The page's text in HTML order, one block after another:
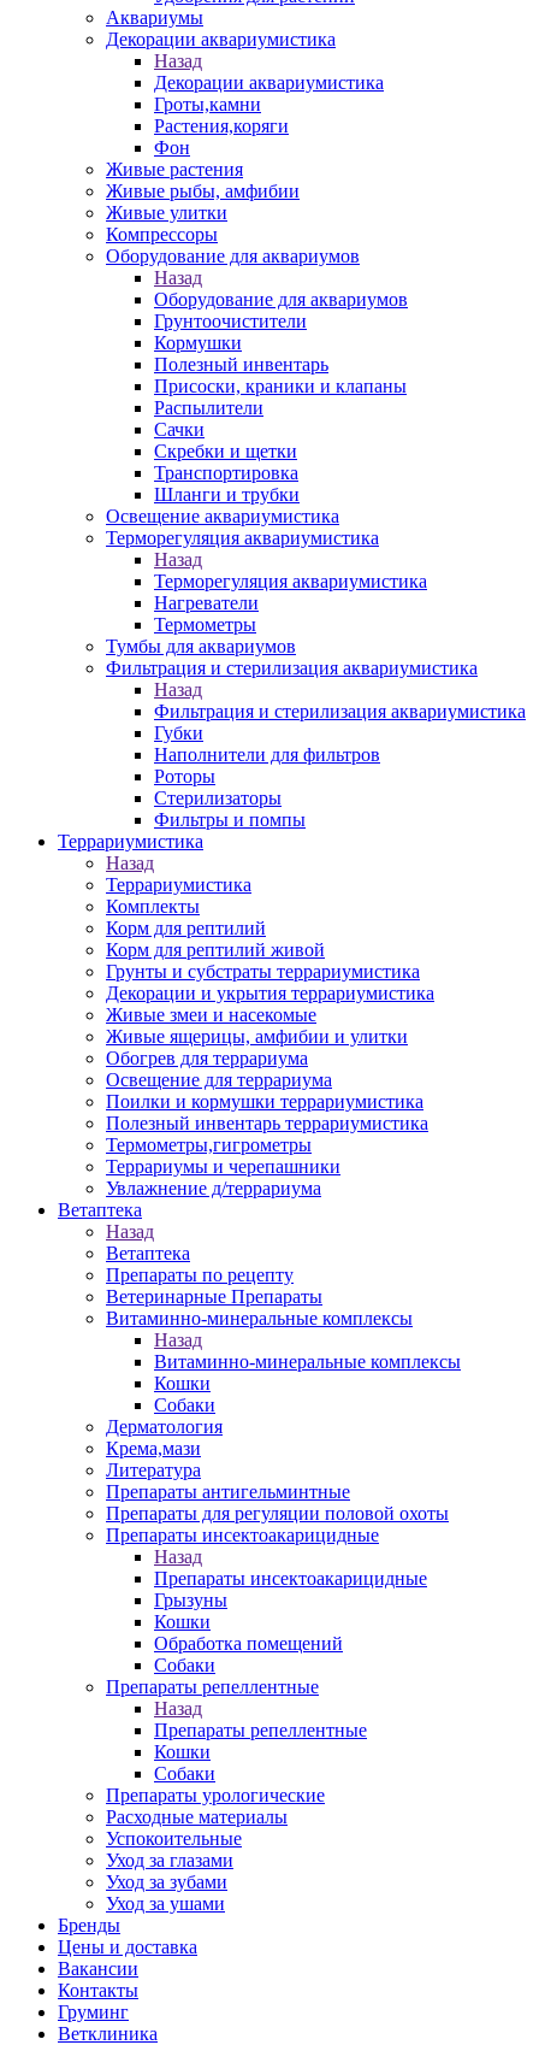
Аквариумы
Декорации аквариумистика
Назад
Декорации аквариумистика
Гроты,камни
Растения,коряги
Фон
Живые растения
Живые рыбы, амфибии
Живые улитки
Компрессоры
Оборудование для аквариумов
Назад
Оборудование для аквариумов
Грунтоочистители
Кормушки
Полезный инвентарь
Присоски, краники и клапаны
Распылители
Сачки
Скребки и щетки
Транспортировка
Шланги и трубки
Освещение аквариумистика
Терморегуляция аквариумистика
Назад
Терморегуляция аквариумистика
Нагреватели
Термометры
Тумбы для аквариумов
Фильтрация и стерилизация аквариумистика
Назад
Фильтрация и стерилизация аквариумистика
Губки
Наполнители для фильтров
Роторы
Стерилизаторы
Фильтры и помпы
Террариумистика
Назад
Террариумистика
Комплекты
Корм для рептилий
Корм для рептилий живой
Грунты и субстраты террариумистика
Декорации и укрытия террариумистика
Живые змеи и насекомые
Живые ящерицы, амфибии и улитки
Обогрев для террариума
Освещение для террариума
Поилки и кормушки террариумистика
Полезный инвентарь террариумистика
Термометры,гигрометры
Террариумы и черепашники
Увлажнение д/террариума
Ветаптека
Назад
Ветаптека
Препараты по рецепту
Ветеринарные Препараты
Витаминно-минеральные комплексы
Назад
Витаминно-минеральные комплексы
Кошки
Собаки
Дерматология
Крема,мази
Литература
Препараты антигельминтные
Препараты для регуляции половой охоты
Препараты инсектоакарицидные
Назад
Препараты инсектоакарицидные
Грызуны
Кошки
Обработка помещений
Собаки
Препараты репеллентные
Назад
Препараты репеллентные
Кошки
Собаки
Препараты урологические
Расходные материалы
Успокоительные
Уход за глазами
Уход за зубами
Уход за ушами
Бренды
Цены и доставка
Вакансии
Контакты
Груминг
Ветклиника